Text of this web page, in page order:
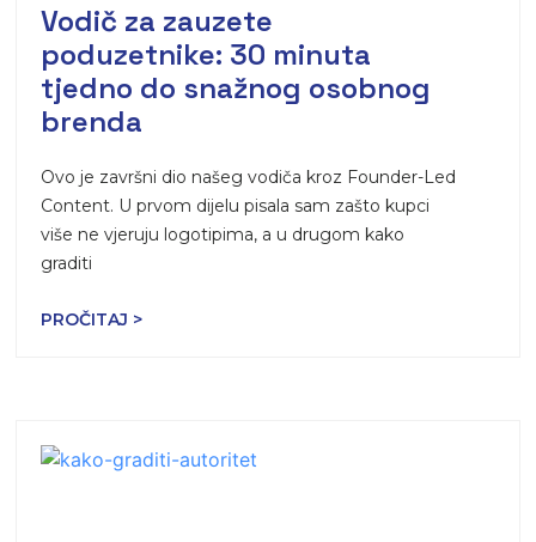
Vodič za zauzete
poduzetnike: 30 minuta
tjedno do snažnog osobnog
brenda
Ovo je završni dio našeg vodiča kroz Founder-Led
Content. U prvom dijelu pisala sam zašto kupci
više ne vjeruju logotipima, a u drugom kako
graditi
PROČITAJ >